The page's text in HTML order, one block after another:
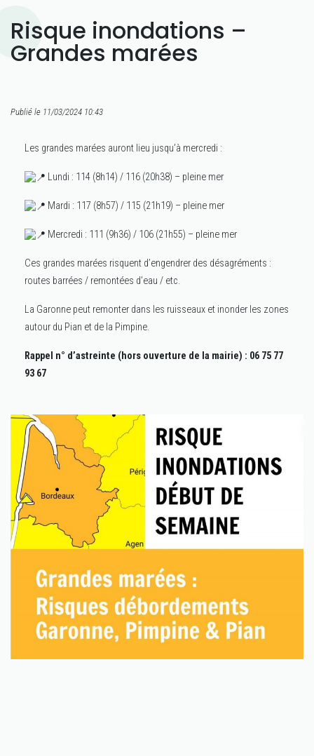
Risque inondations –
Grandes marées
Publié le 11/03/2024 10:43
Les grandes marées auront lieu jusqu’à mercredi :
Lundi : 114 (8h14) / 116 (20h38) – pleine mer
Mardi : 117 (8h57) / 115 (21h19) – pleine mer
Mercredi : 111 (9h36) / 106 (21h55) – pleine mer
Ces grandes marées risquent d’engendrer des désagréments :
routes barrées / remontées d’eau / etc.
La Garonne peut remonter dans les ruisseaux et inonder les zones
autour du Pian et de la Pimpine.
Rappel n° d’astreinte (hors ouverture de la mairie) : 06 75 77
93 67